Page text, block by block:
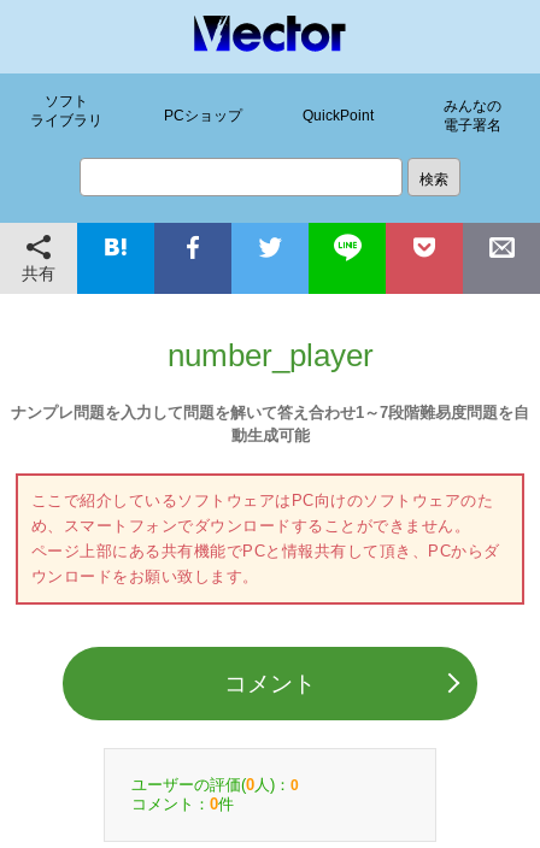
ソフト
ライブラリ
PCショップ QuickPoint
みんなの
電子署名
共有
number_player
ナンプレ問題を入力して問題を解いて答え合わせ1～7段階難易度問題を自
動生成可能
ここで紹介しているソフトウェアはPC向けのソフトウェアのた
め、スマートフォンでダウンロードすることができません。
ページ上部にある共有機能でPCと情報共有して頂き、PCからダ
ウンロードをお願い致します。
コメント
ユーザーの評価(0 人)： 0
コメント： 0件